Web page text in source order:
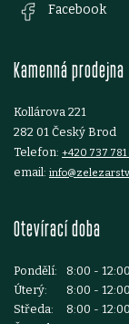
Facebook
Kamenná prodejna
Kollárova 221
282 01 Český Brod
Telefon: +420 737 781
email:
Otevírací doba
Pondělí:
8:00 -
Úterý:
8:00 -
Středa:
8:00 -